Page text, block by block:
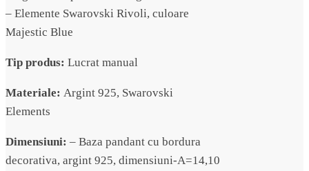
– Elemente Swarovski Rivoli, culoare
Majestic Blue
Tip produs: Lucrat manual
Materiale: Argint 925, Swarovski
Elements
Dimensiuni: – Baza pandant cu bordura
decorativa, argint 925, dimensiuni-A=14,10